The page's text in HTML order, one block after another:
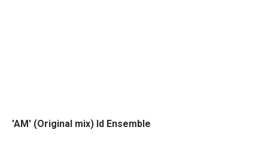
'AM' (Original mix) Id Ensemble